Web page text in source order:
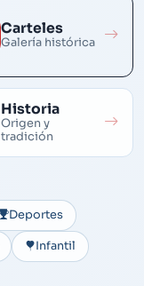
Carteles
Galería histórica
Historia
Origen y
tradición
Deportes
Infantil